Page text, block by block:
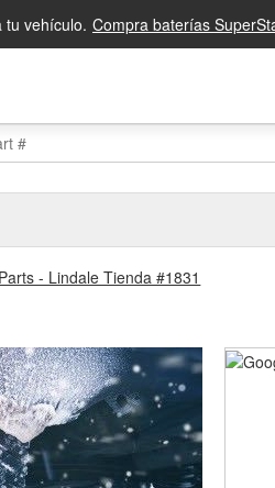
tu vehículo. Compra baterías
- Lindale Tienda #1831